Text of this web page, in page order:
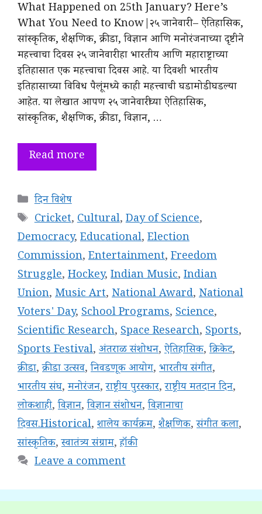
What Happened on 25th January? Here’s
What You Need to Know|२५ जानेवारी – ऐतिहासिक,
सांस्कृतिक, शैक्षणिक, क्रीडा, विज्ञान आणि मनोरंजनाच्या दृष्टीने
महत्त्वाचा दिवस २५ जानेवारी हा भारतीय आणि महाराष्ट्राच्या
इतिहासात एक महत्त्वाचा दिवस आहे. या दिवशी भारतीय
इतिहासाच्या विविध पैलूंमध्ये काही महत्त्वाची घडामोडी घडल्या
आहेत. या लेखात आपण २५ जानेवारीच्या ऐतिहासिक,
सांस्कृतिक, शैक्षणिक, क्रीडा, विज्ञान, …
Read more
Categories
दिन विशेष
Tags
Cricket,Cultural,Day of Science,
Democracy, Educational, Election
Commission, Entertainment, Freedom
Struggle, Hockey, Indian Music, Indian
Union, Music Art, National Award, National
Voters' Day, School Programs, Science,
Scientific Research, Space Research, Sports,
Sports Festival, अंतराळ संशोधन,ऐतिहासिक,क्रिकेट,
क्रीडा,क्रीडा उत्सव,निवडणूक आयोग, भारतीय संगीत,
भारतीय संघ,मनोरंजन,राष्ट्रीय पुरस्कार,राष्ट्रीय मतदान दिन,
लोकशाही,विज्ञान,विज्ञान संशोधन,विज्ञानाचा
दिवस.Historical, शालेय कार्यक्रम, शैक्षणिक,संगीत कला,
सांस्कृतिक,स्वातंत्र्य संग्राम,हॉकी
Leave a comment